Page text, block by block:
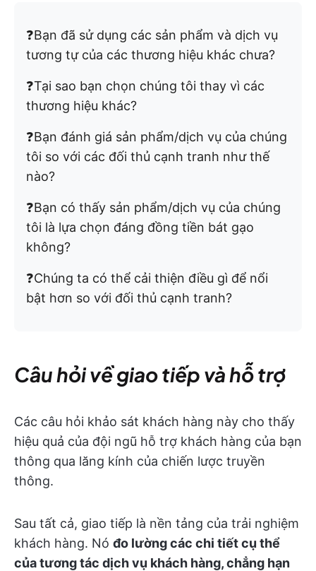
❓Bạn đã sử dụng các sản phẩm và dịch vụ
tương tự của các thương hiệu khác chưa?
❓Tại sao bạn chọn chúng tôi thay vì các
thương hiệu khác?
❓Bạn đánh giá sản phẩm/dịch vụ của chúng
tôi so với các đối thủ cạnh tranh như thế
nào?
❓Bạn có thấy sản phẩm/dịch vụ của chúng
tôi là lựa chọn đáng đồng tiền bát gạo
không?
❓Chúng ta có thể cải thiện điều gì để nổi
bật hơn so với đối thủ cạnh tranh?
Câu hỏi về giao tiếp và hỗ trợ
Các câu hỏi khảo sát khách hàng này cho thấy
hiệu quả của đội ngũ hỗ trợ khách hàng của bạn
thông qua lăng kính của chiến lược truyền
thông.
Sau tất cả, giao tiếp là nền tảng của trải nghiệm
khách hàng. Nó đo lường các chi tiết cụ thể
của tương tác dịch vụ khách hàng, chẳng hạn